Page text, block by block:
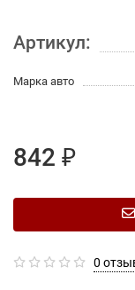
Артикул:
Марка авто
842 ₽
0